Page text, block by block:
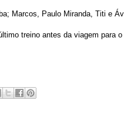
Marcos, Paulo Miranda, Titi e
treino antes da viagem para